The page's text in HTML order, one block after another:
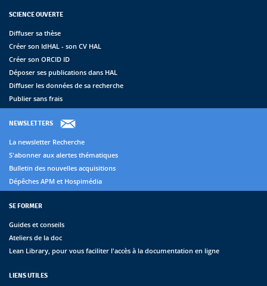
SCIENCE OUVERTE
Diffuser sa thèse
Créer son IdHAL - son CV HAL
Créer son ORCID ID
Déposer ses publications dans HAL
Diffuser les données de sa recherche
Publier sans frais
NEWSLETTERS
La newsletter Recherche
S'abonner aux alertes thématiques
Bulletin des nouvelles acquisitions
Dépêches APM et Hospimédia
SE FORMER
Guides et conseils
Ateliers de la doc
Lean Library, pour vous faciliter l'accès à la documentation en ligne
LIENS UTILES